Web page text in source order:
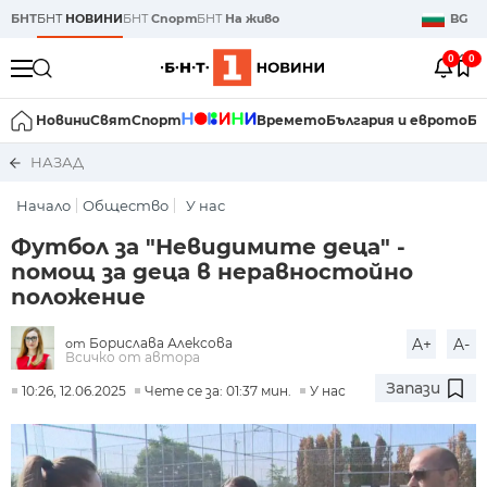
БНТБНТ НОВИНИБНТСпортБНТ На живо BG
0 0
НовиниСвятСпорт ВреметоБългария и еврото
НАЗАД
Начало Общество У нас
Футбол за "Невидимите деца" -
помощ за деца в неравностойно
положение
от Борислава Алексова
Всичко от автора
A+ A-
10:26, 12.06.2025 Чете се за: 01:37 мин. У нас Запази